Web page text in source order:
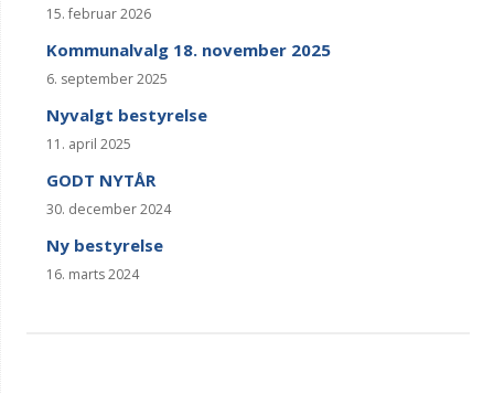
15. februar 2026
Kommunalvalg 18. november 2025
6. september 2025
Nyvalgt bestyrelse
11. april 2025
GODT NYTÅR
30. december 2024
Ny bestyrelse
16. marts 2024